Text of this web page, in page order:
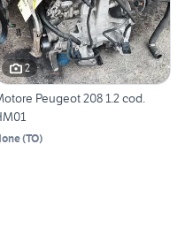
2
Peugeot 208 1.2 cod.
(TO)